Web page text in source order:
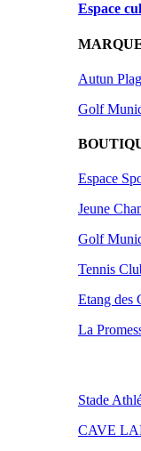
Espace
Autun
Golf
Espace
Jeune
Golf
Tennis
Etang des
La
Stade
CAVE